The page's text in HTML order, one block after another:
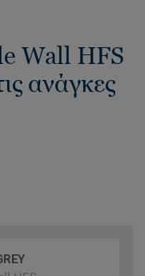
Wall HFS
ανάγκες